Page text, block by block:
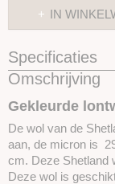
IN
Specificaties
Productcode
Omschrijving
Gekleurde
De wol van de
aan, de micron is
cm. Deze Shetland
Deze wol is